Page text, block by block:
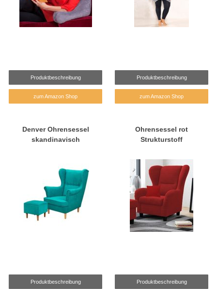
Produktbeschreibung
zum Amazon Shop
Produktbeschreibung
zum Amazon Shop
Denver Ohrensessel
skandinavisch
Produktbeschreibung
Ohrensessel rot
Strukturstoff
Produktbeschreibung